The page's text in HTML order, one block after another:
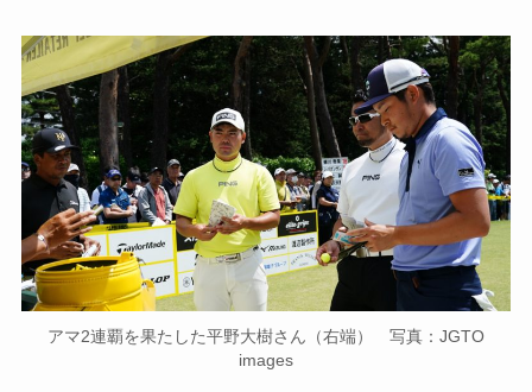
アマ2連覇を果たした平野大樹さん（右端） 写真：JGTO
images